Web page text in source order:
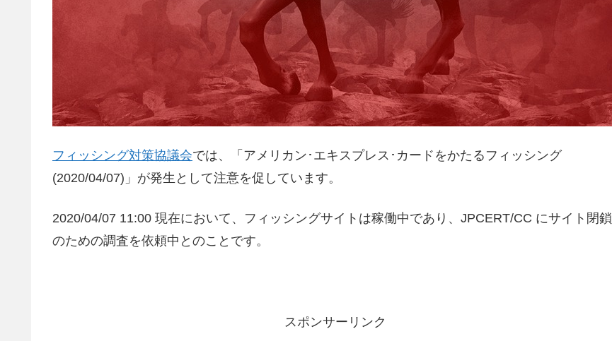
フィッシング対策協議会では、「アメリカン･エキスプレス･カードをかたるフィッシング
(2020/04/07)」が発生として注意を促しています。
2020/04/07 11:00 現在において、フィッシングサイトは稼働中であり、JPCERT/CC にサイト閉鎖
のための調査を依頼中とのことです。
スポンサーリンク